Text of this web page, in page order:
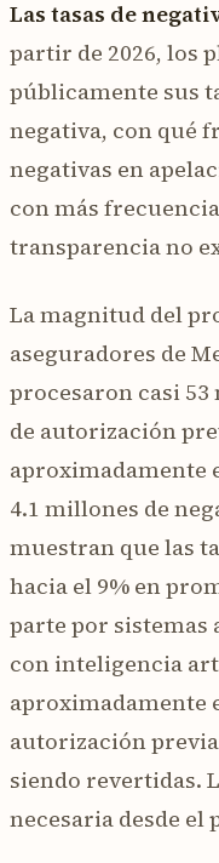
Las tasas de
partir de 2026, los
públicamente sus
negativa, con qué
negativas en
con más
transparencia no
La magnitud del
aseguradores de
procesaron casi
de autorización
aproximadamente
4.1 millones de
muestran que las
hacia el 9% en
parte por sistemas
con inteligencia
aproximadamente
autorización
siendo revertidas.
necesaria desde el